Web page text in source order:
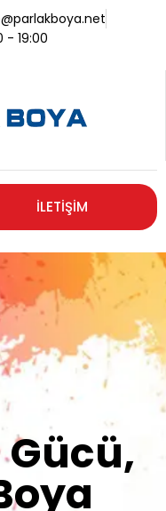
- 19:00
İLETİŞİM